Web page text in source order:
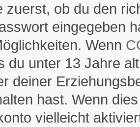
zuerst, ob du den
eingegeben
Wenn
du unter 13 Jahre
deiner
hast. Wenn
vielleicht